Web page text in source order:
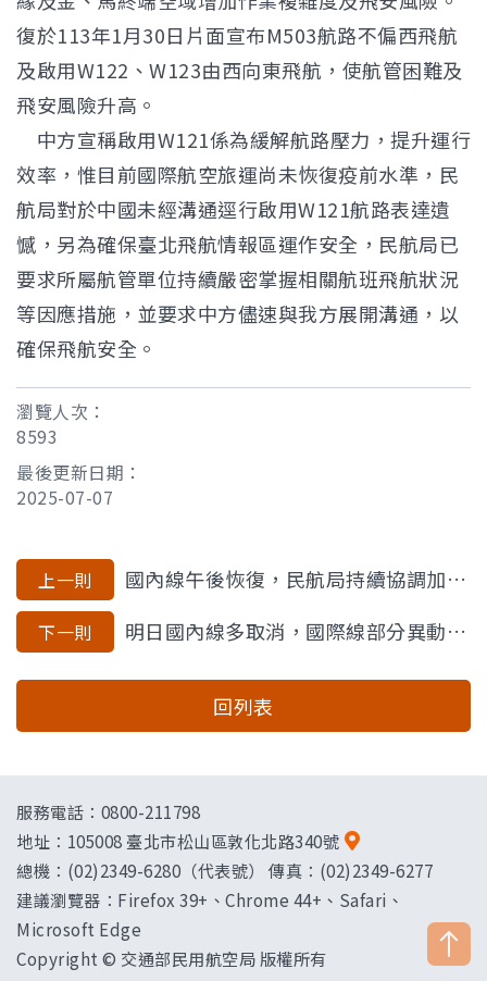
復於113年1月30日片面宣布M503航路不偏西飛航
及啟用W122、W123由西向東飛航，使航管困難及
飛安風險升高。
中方宣稱啟用W121係為緩解航路壓力，提升運行
效率，惟目前國際航空旅運尚未恢復疫前水準，民
航局對於中國未經溝通逕行啟用W121航路表達遺
憾，另為確保臺北飛航情報區運作安全，民航局已
要求所屬航管單位持續嚴密掌握相關航班飛航狀況
等因應措施，並要求中方儘速與我方展開溝通，以
確保飛航安全。
瀏覽人次：
8593
最後更新日期：
2025-07-07
上一則 國內線午後恢復，民航局持續協調加班機疏運旅客
下一則 明日國內線多取消，國際線部分異動，旅客留意航班資訊
回列表
服務電話：0800-211798
地址： 105008 臺北市松山區敦化北路340號
總機：(02)2349-6280（代表號） 傳真：(02)2349-6277
建議瀏覽器：Firefox 39+、Chrome 44+、Safari、
Microsoft Edge
Copyright © 交通部民用航空局 版權所有